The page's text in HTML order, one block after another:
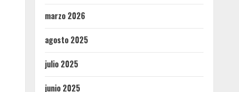
marzo 2026
agosto 2025
julio 2025
junio 2025